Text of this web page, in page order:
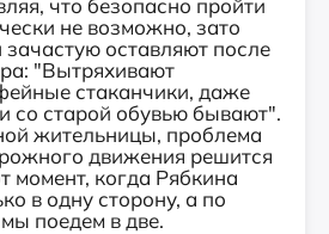
что безопасно пройти
не возможно, зато
оставляют после
"Вытряхивают
стаканчики, даже
со старой обувью бывают".
жительницы, проблема
движения решится
момент, когда Рябкина
в одну сторону, а по
поедем в две.